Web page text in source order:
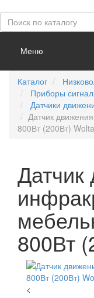
Меню
Каталог
Приборы
Датчики
Датчик
800Вт (200Вт) Wolta
Датчик
800Вт
<